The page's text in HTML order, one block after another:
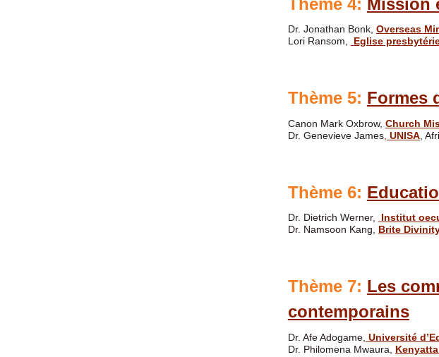
Dr. Jonathan Bonk, Overseas
Lori Ransom,
Eglise
Thème 5: Formes
Canon Mark Oxbrow, Church
Dr. Genevieve James, UNISA,
Thème 6:
Dr. Dietrich Werner, Institut
Dr. Namsoon Kang, Brite
Thème 7: Les
contemporains
Dr. Afe Adogame, Université
Dr. Philomena Mwaura,